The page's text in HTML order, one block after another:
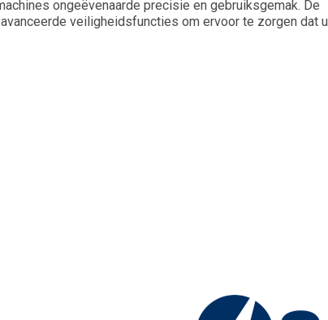
ongeëvenaarde precisie en gebruiksgemak. De
veiligheidsfuncties om ervoor te zorgen dat u